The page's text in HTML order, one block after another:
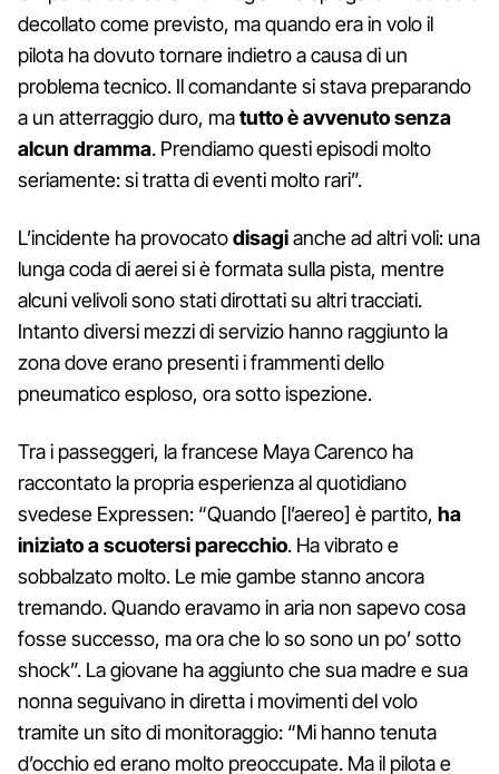
decollato come previsto, ma quando era in volo il
pilota ha dovuto tornare indietro a causa di un
problema tecnico. Il comandante si stava preparando
a un atterraggio duro, matutto è avvenuto senza
alcun dramma. Prendiamo questi episodi molto
seriamente: si tratta di eventi molto rari”.
L’incidente ha provocatodisagianche ad altri voli: una
lunga coda di aerei si è formata sulla pista, mentre
alcuni velivoli sono stati dirottati su altri tracciati.
Intanto diversi mezzi di servizio hanno raggiunto la
zona dove erano presenti i frammenti dello
pneumatico esploso, ora sotto ispezione.
Tra i passeggeri, la francese Maya Carenco ha
raccontato la propria esperienza al quotidiano
svedese Expressen: “Quando [l’aereo] è partito, ha
iniziato a scuotersi parecchio. Ha vibrato e
sobbalzato molto. Le mie gambe stanno ancora
tremando. Quando eravamo in aria non sapevo cosa
fosse successo, ma ora che lo so sono un po’ sotto
shock”. La giovane ha aggiunto che sua madre e sua
nonna seguivano in diretta i movimenti del volo
tramite un sito di monitoraggio: “Mi hanno tenuta
d’occhio ed erano molto preoccupate. Ma il pilota e